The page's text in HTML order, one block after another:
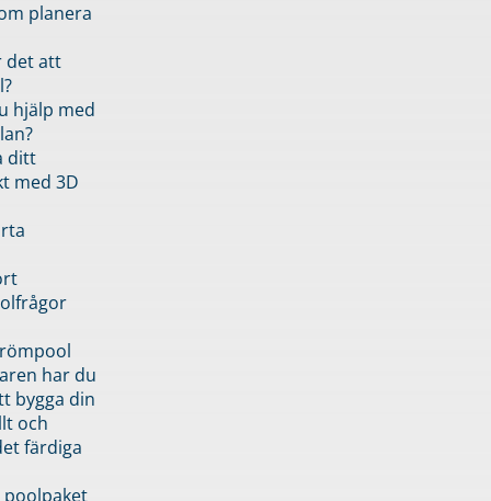
planera
det att
hjälp med
ditt
med 3D
har du
bygga din
och
färdiga